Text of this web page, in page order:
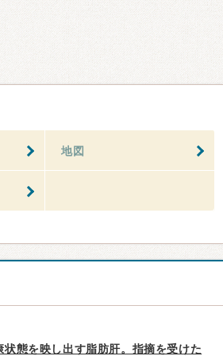
地図
状態を映し出す脂肪肝。指摘を受けた